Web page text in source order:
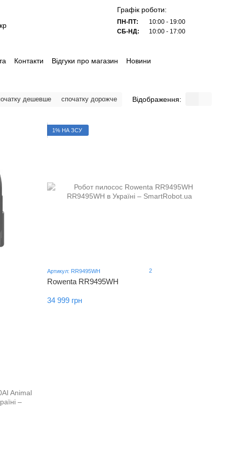
Графік роботи:
ПН-ПТ:
10:00 - 19:00
СБ-НД:
10:00 - 17:00
Контакти Відгуки про магазин Новини
дешевше спочатку дорожче Відображення:
1% НА ЗСУ
Артикул: RR9495WH 2
Rowenta RR9495WH
34 999 грн